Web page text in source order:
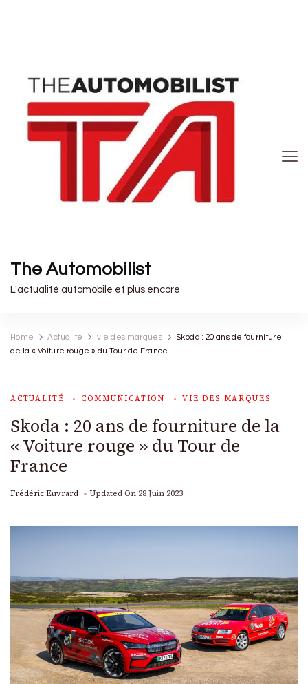
The Automobilist
L'actualité automobile et plus encore
Home Actualité vie des marques
Skoda : 20 ans de fourniture
de la « Voiture rouge » du Tour de France
ACTUALITÉ COMMUNICATION VIE DES MARQUES
Skoda : 20 ans de fourniture de la
« Voiture rouge » du Tour de
France
Frédéric Euvrard Updated On 28 Juin 2023